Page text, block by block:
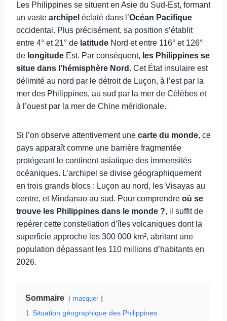
Les Philippines se situent en Asie du Sud-Est, formant
un vaste archipel éclaté dans l’Océan Pacifique
occidental. Plus précisément, sa position s’établit
entre 4° et 21° de latitude Nord et entre 116° et 126°
de longitude Est. Par conséquent, les Philippines se
situe dans l’hémisphère Nord . Cet État insulaire est
délimité au nord par le détroit de Luçon, à l’est par la
mer des Philippines, au sud par la mer de Célèbes et
à l’ouest par la mer de Chine méridionale.
Si l’on observe attentivement une carte du monde, ce
pays apparaît comme une barrière fragmentée
protégeant le continent asiatique des immensités
océaniques. L’archipel se divise géographiquement
en trois grands blocs : Luçon au nord, les Visayas au
centre, et Mindanao au sud. Pour comprendre où se
trouve les Philippines dans le monde ?, il suffit de
repérer cette constellation d’îles volcaniques dont la
superficie approche les 300 000 km², abritant une
population dépassant les 110 millions d’habitants en
2026.
Sommaire masquer
1 Situation géographique des Philippines